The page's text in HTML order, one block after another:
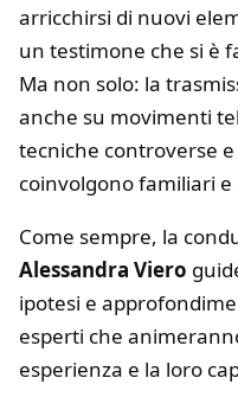
arricchirsi di nuovi
un testimone che si è
Ma non solo: la
anche su movimenti
tecniche controverse
coinvolgono familiari
Come sempre, la
Alessandra Viero
ipotesi e
esperti che
esperienza e la loro